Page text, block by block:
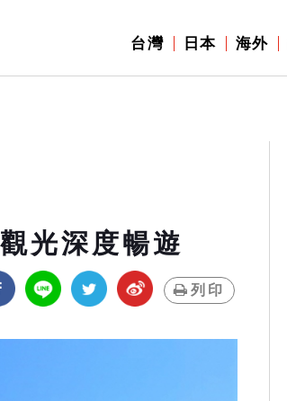
台灣 日本 海外
光深度暢遊
列印